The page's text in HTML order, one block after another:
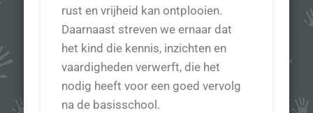
rust en vrijheid kan ontplooien.
Daarnaast streven we ernaar dat
het kind die kennis, inzichten en
vaardigheden verwerft, die het
nodig heeft voor een goed vervolg
na de basisschool.